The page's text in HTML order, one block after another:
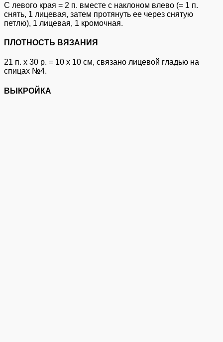
С левого края = 2 п. вместе с наклоном влево (= 1 п.
снять, 1 лицевая, затем протянуть ее через снятую
петлю), 1 лицевая, 1 кромочная.
ПЛОТНОСТЬ ВЯЗАНИЯ
21 п. х 30 р. = 10 х 10 см, связано лицевой гладью на
спицах №4.
ВЫКРОЙКА